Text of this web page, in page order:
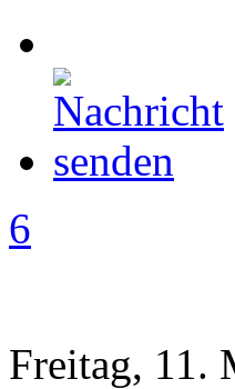
6
Freitag, 11.